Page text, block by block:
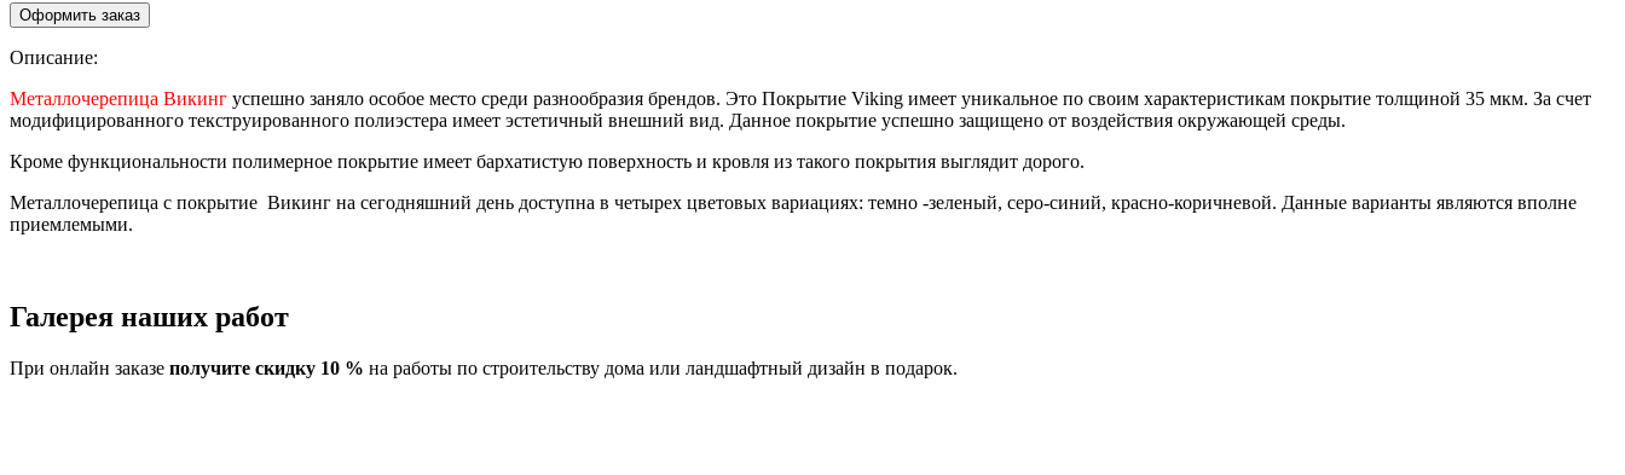
Описание:
Металлочерепица Викинг успешно заняло особое место среди разнообразия брендов. Это Покрытие Viking имеет уникальное по своим характеристикам покрытие толщиной 35 мкм. За счет
модифицированного текструированного полиэстера имеет эстетичный внешний вид. Данное покрытие успешно защищено от воздействия окружающей среды.
Кроме функциональности полимерное покрытие имеет бархатистую поверхность и кровля из такого покрытия выглядит дорого.
Металлочерепица с покрытие Викинг на сегодняшний день доступна в четырех цветовых вариациях: темно -зеленый, серо-синий, красно-коричневой. Данные варианты являются вполне
приемлемыми.
Галерея наших работ
При онлайн заказе получите скидку 10 % на работы по строительству дома или ландшафтный дизайн в подарок.